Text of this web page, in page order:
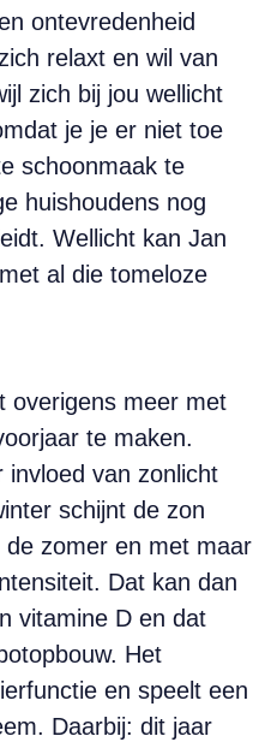
ontevredenheid
relaxt en wil van
zich bij jou wellicht
je je er niet toe
schoonmaak te
huishoudens nog
Wellicht kan Jan
al die tomeloze
overigens meer met
te maken.
invloed van zonlicht
schijnt de zon
zomer en met maar
Dat kan dan
vitamine D en dat
Het
en speelt een
Daarbij: dit jaar